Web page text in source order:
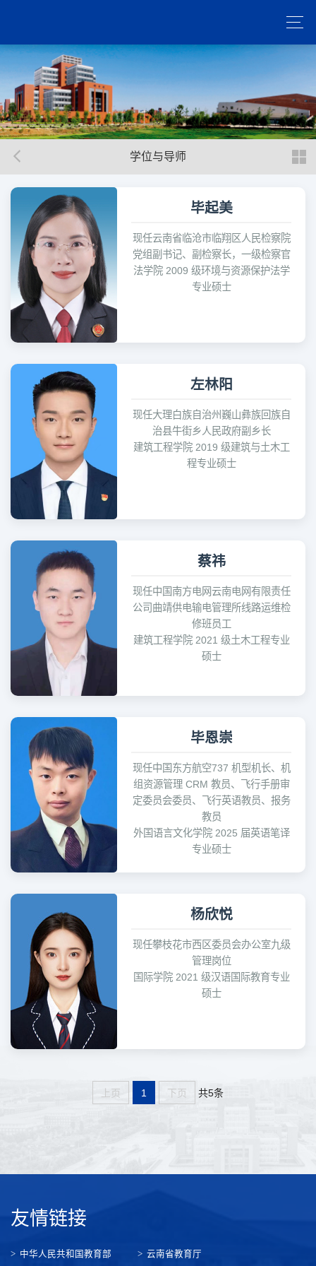
学位与导师
毕起美
现任云南省临沧市临翔区人民检察院
党组副书记、副检察长，一级检察官
法学院 2009 级环境与资源保护法学
专业硕士
左林阳
现任大理白族自治州巍山彝族回族自
治县牛街乡人民政府副乡长
建筑工程学院 2019 级建筑与土木工
程专业硕士
蔡祎
现任中国南方电网云南电网有限责任
公司曲靖供电输电管理所线路运维检
修班员工
建筑工程学院 2021 级土木工程专业
硕士
毕恩崇
现任中国东方航空737 机型机长、机
组资源管理 CRM 教员、飞行手册审
定委员会委员、飞行英语教员、报务
教员
外国语言文化学院 2025 届英语笔译
专业硕士
杨欣悦
现任攀枝花市西区委员会办公室九级
管理岗位
国际学院 2021 级汉语国际教育专业
硕士
上页 1 下页 共5条
友情链接
中华人民共和国教育部 云南省教育厅